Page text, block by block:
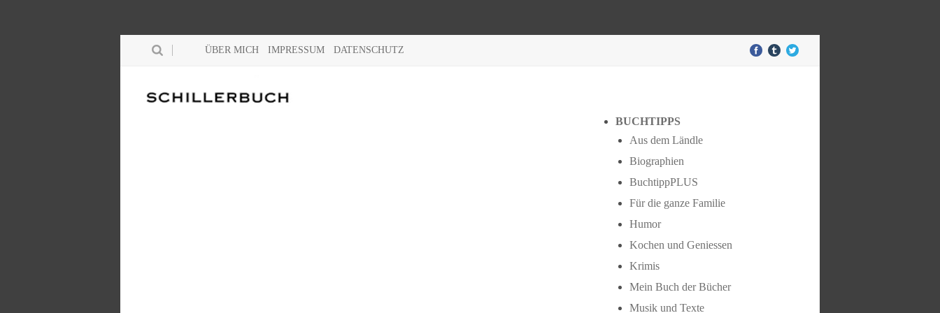
ÜBER MICH IMPRESSUM DATENSCHUTZ
BUCHTIPPS
Aus dem Ländle
Biographien
BuchtippPLUS
Für die ganze Familie
Humor
Kochen und Geniessen
Krimis
Mein Buch der Bücher
Musik und Texte